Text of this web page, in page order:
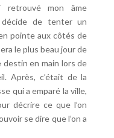
retrouvé mon âme
décide de tenter un
pointe aux côtés de
le plus beau jour de
destin en main lors de
Après, c’était de la
qui a emparé la ville,
décrire ce que l’on
se dire que l’on a